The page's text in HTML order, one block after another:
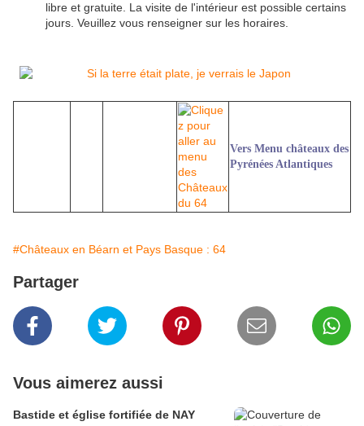
libre et gratuite. La visite de l'intérieur est possible certains
jours. Veuillez vous renseigner sur les horaires.
Vers Menu châteaux des
Pyrénées Atlantiques
#Châteaux en Béarn et Pays Basque : 64
Partager
Vous aimerez aussi
Bastide et église fortifiée de NAY